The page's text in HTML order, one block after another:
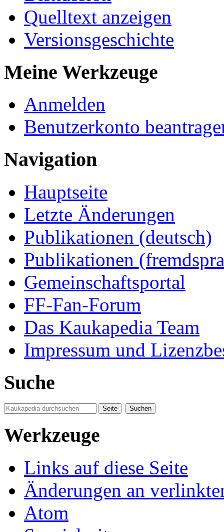
Quelltext anzeigen
Versionsgeschichte
Meine Werkzeuge
Anmelden
Benutzerkonto
Navigation
Hauptseite
Letzte Änderungen
Publikationen (deutsch)
Publikationen
Gemeinschaftsportal
FF-Fan-Forum
Das Kaukapedia Team
Impressum und
Suche
Werkzeuge
Links auf diese Seite
Änderungen an
Atom